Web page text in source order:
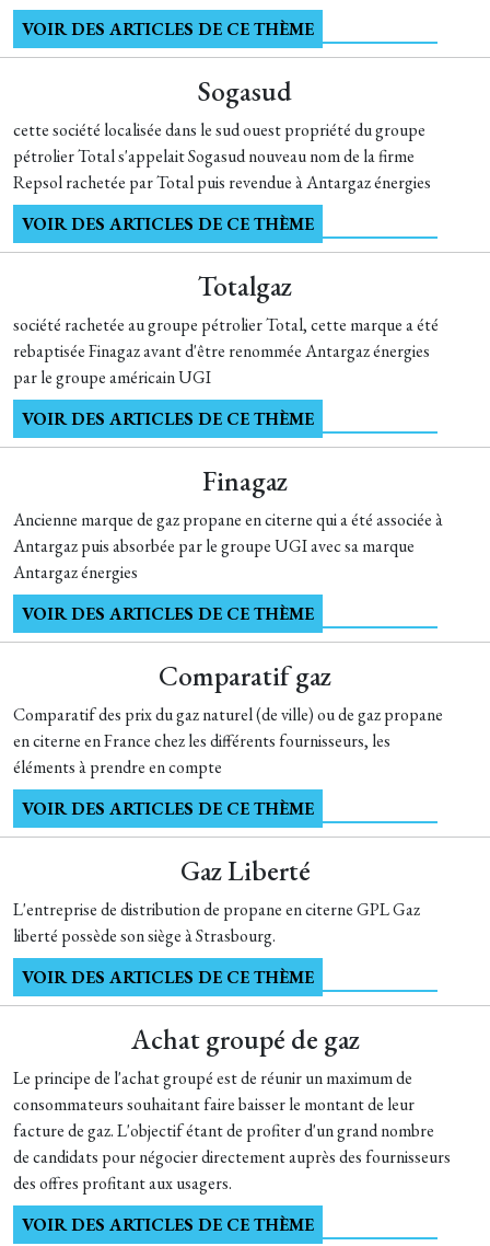
VOIR DES ARTICLES DE CE THÈME
Sogasud
cette société localisée dans le sud ouest propriété du groupe
pétrolier Total s'appelait Sogasud nouveau nom de la firme
Repsol rachetée par Total puis revendue à Antargaz énergies
VOIR DES ARTICLES DE CE THÈME
Totalgaz
société rachetée au groupe pétrolier Total, cette marque a été
rebaptisée Finagaz avant d'être renommée Antargaz énergies
par le groupe américain UGI
VOIR DES ARTICLES DE CE THÈME
Finagaz
Ancienne marque de gaz propane en citerne qui a été associée à
Antargaz puis absorbée par le groupe UGI avec sa marque
Antargaz énergies
VOIR DES ARTICLES DE CE THÈME
Comparatif gaz
Comparatif des prix du gaz naturel (de ville) ou de gaz propane
en citerne en France chez les différents fournisseurs, les
éléments à prendre en compte
VOIR DES ARTICLES DE CE THÈME
Gaz Liberté
L'entreprise de distribution de propane en citerne GPL Gaz
liberté possède son siège à Strasbourg.
VOIR DES ARTICLES DE CE THÈME
Achat groupé de gaz
Le principe de l'achat groupé est de réunir un maximum de
consommateurs souhaitant faire baisser le montant de leur
facture de gaz. L'objectif étant de profiter d'un grand nombre
de candidats pour négocier directement auprès des fournisseurs
des offres profitant aux usagers.
VOIR DES ARTICLES DE CE THÈME